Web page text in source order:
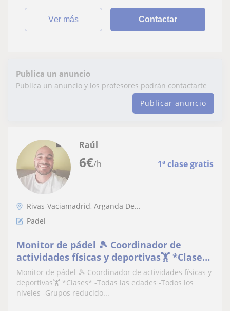
ver más Contactar
Publica un anuncio
Publica un anuncio y los profesores podrán contactarte
Publicar anuncio
6€/h 1ª clase gratis
Raúl
Rivas-Vaciamadrid, Arganda De...
Padel
Monitor de pádel 🎾 Coordinador de
actividades físicas y deportivas🏋️ *Clases*
-Todas las edades -Todos los niveles -
Grupos reducidos -Flexibilidad horaria -
Pista propia (Rivas-vaciamadrid) -A
Monitor de pádel 🎾 Coordinador de actividades físicas y
deportivas🏋️ *Clases* -Todas las edades -Todos los
niveles -Grupos reducido...